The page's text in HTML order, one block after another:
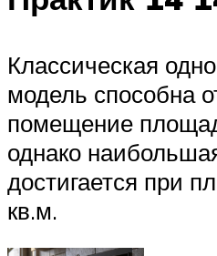
Классическая
модель способна
помещение
однако
достигается при
кв.м.